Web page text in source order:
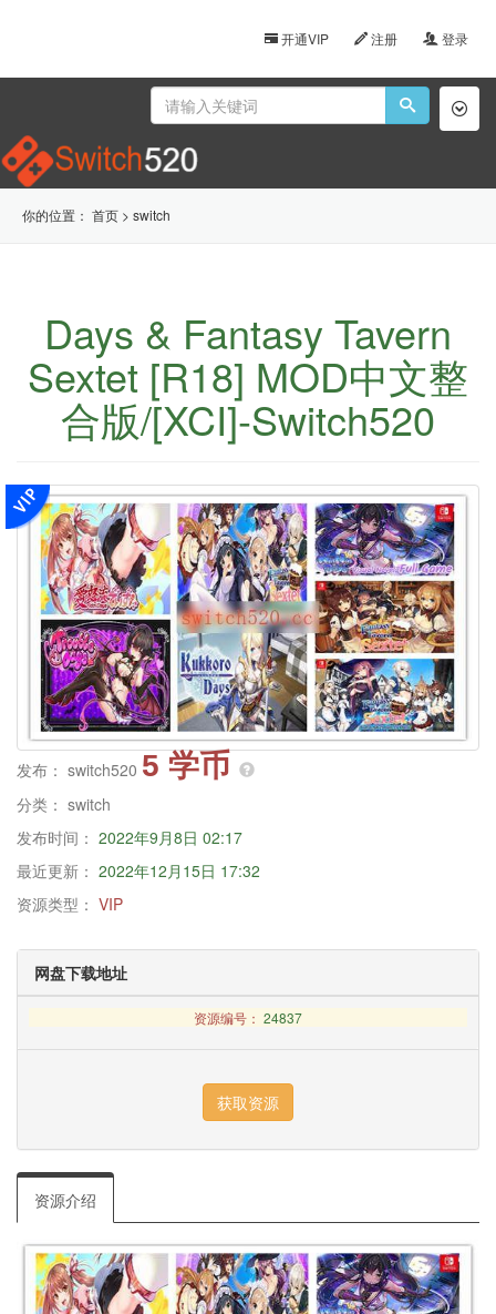
开通VIP 注册 登录
你的位置： 首页 > switch
Days & Fantasy Tavern
Sextet [R18] MOD中文整
合版/[XCI]-Switch520
发布： switch520 5 学币
分类： switch
发布时间： 2022年9月8日 02:17
最近更新： 2022年12月15日 17:32
资源类型： VIP
网盘下载地址
资源编号： 24837
资源介绍